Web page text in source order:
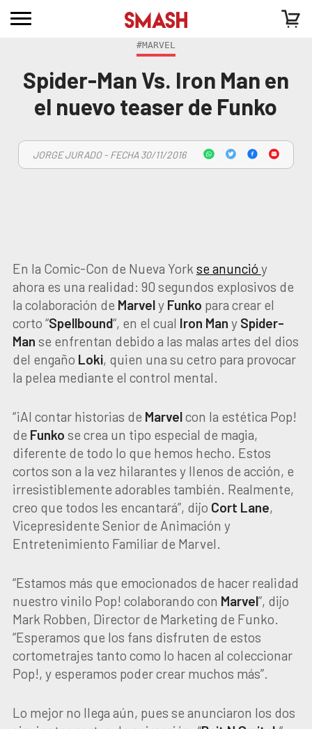
#MARVEL
Spider-Man Vs. Iron Man en
el nuevo teaser de Funko
JORGE JURADO - FECHA 30/11/2016
En la Comic-Con de Nueva York se anunció y
ahora es una realidad: 90 segundos explosivos de
la colaboración de Marvely Funko para crear el
corto “Spellbound“, en el cual Iron Man y Spider-
Man se enfrentan debido a las malas artes del dios
del engaño Loki, quien una su cetro para provocar
la pelea mediante el control mental.
“¡Al contar historias de Marvelcon la estética Pop!
de Funko se crea un tipo especial de magia,
diferente de todo lo que hemos hecho. Estos
cortos son a la vez hilarantes y llenos de acción, e
irresistiblemente adorables también. Realmente,
creo que todos les encantará”, dijo Cort Lane,
Vicepresidente Senior de Animación y
Entretenimiento Familiar de Marvel.
“Estamos más que emocionados de hacer realidad
nuestro vinilo Pop! colaborando con Marvel”, dijo
Mark Robben, Director de Marketing de Funko.
“Esperamos que los fans disfruten de estos
cortometrajes tanto como lo hacen al coleccionar
Pop!, y esperamos poder crear muchos más”.
Lo mejor no llega aún, pues se anunciaron los dos